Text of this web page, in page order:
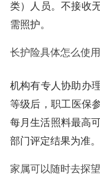
类）人员。不接收
需照护。
长护险具体怎么使
机构有专人协助办
等级后，职工医保
每月生活照料最高
部门评定结果为准。
家属可以随时去探